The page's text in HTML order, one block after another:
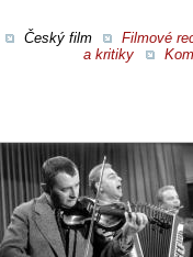
Český film
Filmové
a kritiky